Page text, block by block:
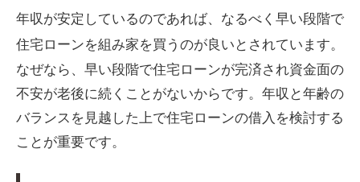
年収が安定しているのであれば、なるべく早い段階で
住宅ローンを組み家を買うのが良いとされています。
なぜなら、早い段階で住宅ローンが完済され資金面の
不安が老後に続くことがないからです。年収と年齢の
バランスを見越した上で住宅ローンの借入を検討する
ことが重要です。